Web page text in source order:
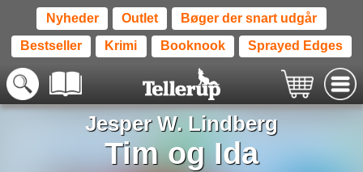
Nyheder Outlet Bøger der snart udgår
Bestseller Krimi Booknook Sprayed Edges
Jesper W. Lindberg
Tim og Ida